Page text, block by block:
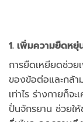
1. เพิ่มความยืดหยุ่
การยืดเหยียดช่วย
ของข้อต่อและกล้
เท่าไร ร่างกายก็จ
ปั่นจักรยาน ช่วยใ